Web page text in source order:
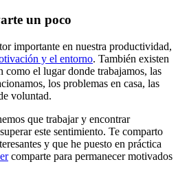
un poco
importante en nuestra productividad,
y el entorno. También existen
como el lugar donde trabajamos, las
los problemas en casa, las
voluntad.
que trabajar y encontrar
este sentimiento. Te comparto
y que he puesto en práctica
comparte para permanecer motivados